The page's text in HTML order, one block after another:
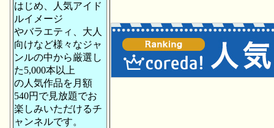
はじめ、人気アイド
ルイメージ
やバラエティ、大人
向けなど様々なジャ
ンルの中から厳選し
た5,000本以上
の人気作品を月額
540円で見放題でお
楽しみいただけるチ
ャンネルです。